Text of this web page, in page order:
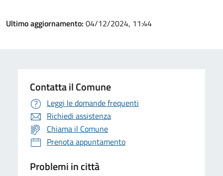
Ultimo aggiornamento: 04/12/2024, 11:44
Contatta il Comune
Leggi le domande frequenti
Richiedi assistenza
Chiama il Comune
Prenota appuntamento
Problemi in città